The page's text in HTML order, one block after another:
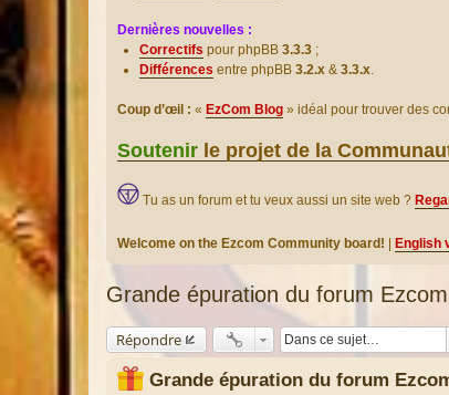
Dernières nouvelles :
Correctifs pour phpBB 3.3.3 ;
Différences entre phpBB 3.2.x & 3.3.x.
Coup d’œil : « EzCom Blog » idéal pour trouver des
Soutenir le projet de la
Tu as un forum et tu veux aussi un site web ?
Welcome on the Ezcom Community board! English
Grande épuration du forum
Répondre
Grande épuration du forum